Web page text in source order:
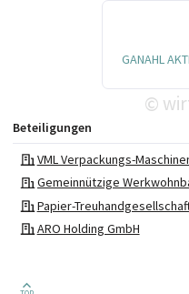
GANAHL
©
VML Verpackungs-
Papier-
ARO Holding GmbH
Beteiligungen